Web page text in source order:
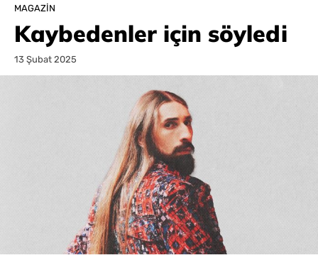
MAGAZIN
Kaybedenler için söyledi
13 Şubat 2025